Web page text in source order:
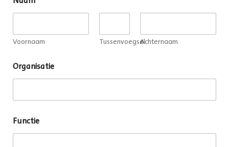
Voornaam TussenvoegselAchternaam
Organisatie
Functie